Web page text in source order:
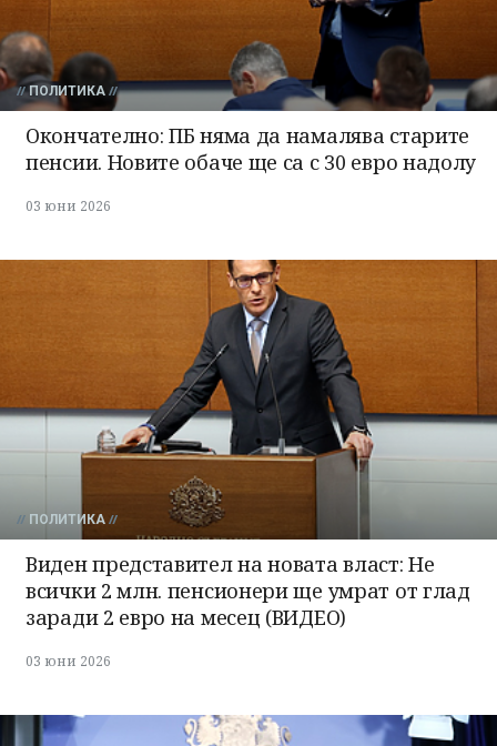
ПОЛИТИКА
Окончателно: ПБ няма да намалява старите
пенсии. Новите обаче ще са с 30 евро надолу
03 юни 2026
ПОЛИТИКА
Виден представител на новата власт: Не
всички 2 млн. пенсионери ще умрат от глад
заради 2 евро на месец (ВИДЕО)
03 юни 2026